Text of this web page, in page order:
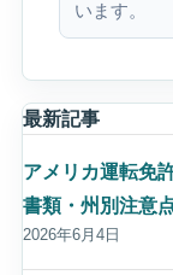
います。
最新記事
アメリカ運転免
書類・州別注意
2026年6月4日